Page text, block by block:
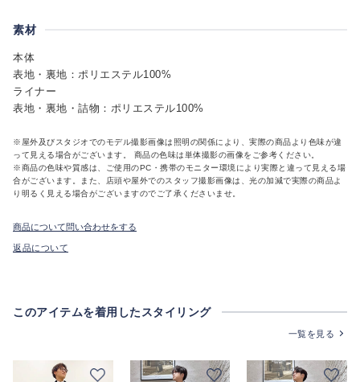
素材
本体
表地・裏地：ポリエステル100%
ライナー
表地・裏地・詰物：ポリエステル100%
※屋外及びスタジオでのモデル撮影画像は照明の関係により、実際の商品より色味が違
って見える場合がございます。 商品の色味は単体撮影の画像をご参考ください。
※商品の色味や質感は、ご使用のPC・携帯のモニター環境により実際と違って見える場
合がございます。また、店頭や屋外でのスタッフ撮影画像は、光の加減で実際の商品よ
り明るく見える場合がございますのでご了承くださいませ。
商品について問い合わせをする
返品について
このアイテムを着用したスタイリング
一覧を見る